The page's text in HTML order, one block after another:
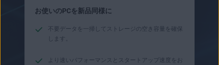
お使いのPCを新品同様に
不要データを一掃してストレージの空き容量を確保
します。
より速いパフォーマンスとスタートアップ速度をお